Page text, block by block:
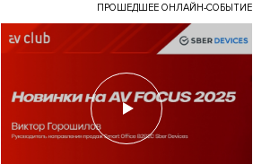
ПРОШЕДШЕЕ ОНЛАЙН-СОБЫТИЕ